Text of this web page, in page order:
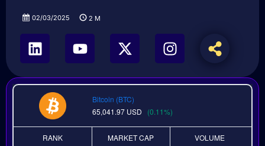
02/03/2025 2 M
Bitcoin (BTC)
65,041.97 USD (0.11%)
RANK
MARKET CAP
VOLUME